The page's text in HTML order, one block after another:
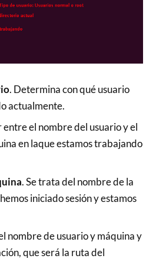
. Determina con qué usuario
actualmente.
entre el nombre del usuario y el
en laque estamos trabajando
. Se trata del nombre de la
iniciado sesión y estamos
nombre de usuario y máquina y
que será la ruta del